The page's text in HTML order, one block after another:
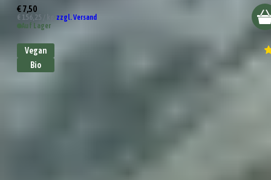
€ 7,50
€ 156,25 / kg, zzgl. Versand
Auf Lager
Vegan
Bio